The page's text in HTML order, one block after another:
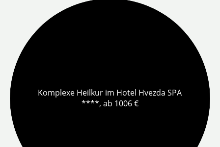
Komplexe Heilkur im Hotel Hvezda SPA
****, ab 1006 €